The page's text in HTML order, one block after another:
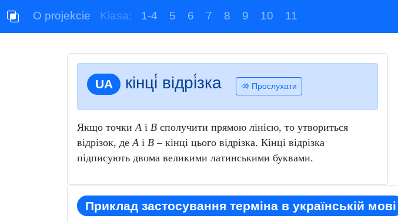
O projekcie Klasa: 1-4 5 6 7 8 9 10 11
UA кінці́ відрі́зка Прослухати
Якщо точкиА і В сполучити прямою лінією, то утвориться
відрізок, деА і В – кінці цього відрізка. Кінці відрізка
підписують двома великими латинськими буквами.
Приклад застосування терміна в українській мові